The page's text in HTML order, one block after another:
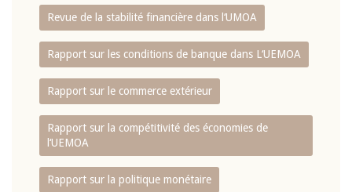
Revue de la stabilité financière dans l‘UMOA
Rapport sur les conditions de banque dans L‘UEMOA
Rapport sur le commerce extérieur
Rapport sur la compétitivité des économies de
l‘UEMOA
Rapport sur la politique monétaire